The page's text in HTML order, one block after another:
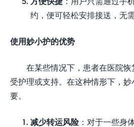
约，便可轻松安排接送，无
使用妙小护的优势
在某些情况下，患者在医院
受护理或支持。在这种情形下，
要。
减少转运风险：对于一些身